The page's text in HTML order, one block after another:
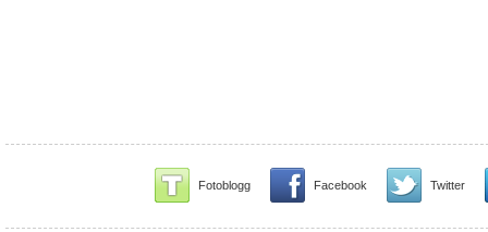
Fotoblogg Facebook Twitter